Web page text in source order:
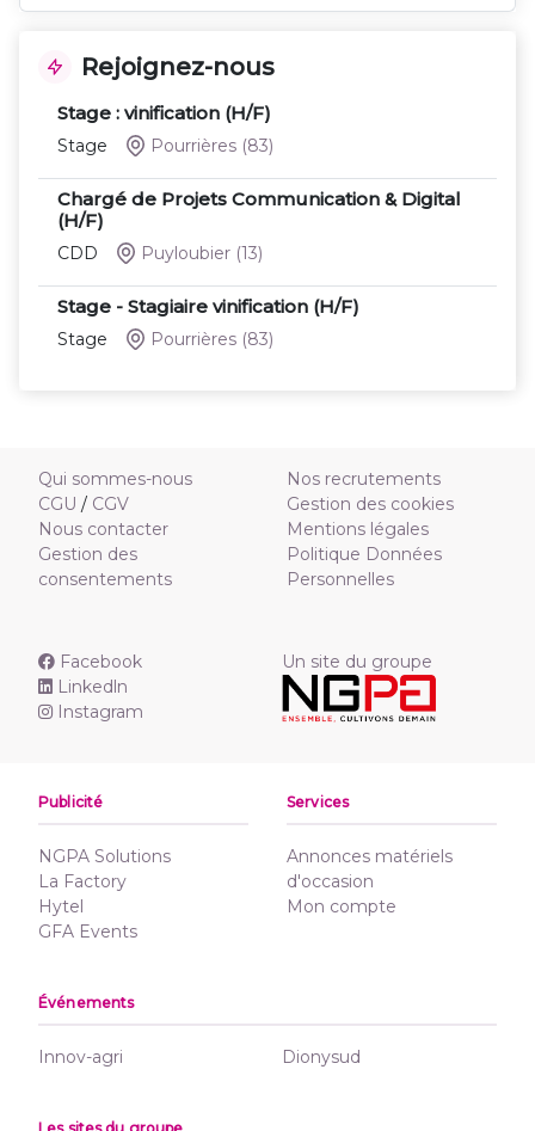
Rejoignez-nous
Stage : vinification (H/F)
Stage Pourrières (83)
Chargé de Projets Communication & Digital
(H/F)
CDD Puyloubier (13)
Stage - Stagiaire vinification (H/F)
Stage Pourrières (83)
Qui sommes-nous
CGU / CGV
Nous contacter
Gestion des
consentements
Nos recrutements
Gestion des cookies
Mentions légales
Politique Données
Personnelles
Facebook
Linkedln
Instagram
Un site du groupe
Publicité
NGPA Solutions
La Factory
Hytel
GFA Events
Services
Annonces matériels
d'occasion
Mon compte
Événements
Innov-agri Dionysud